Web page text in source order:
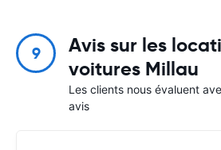
9
Avis sur les
voitures Millau
Les clients nous évaluent
avis